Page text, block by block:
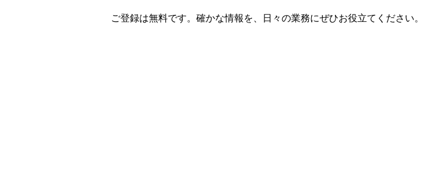
ご登録は無料です。確かな情報を、日々の業務にぜひお役立てください。